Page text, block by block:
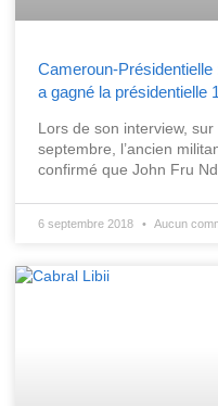
Cameroun-
a gagné la présidentielle
Lors de son interview,
septembre, l’ancien
confirmé que John Fru
6 septembre 2018 Aucun